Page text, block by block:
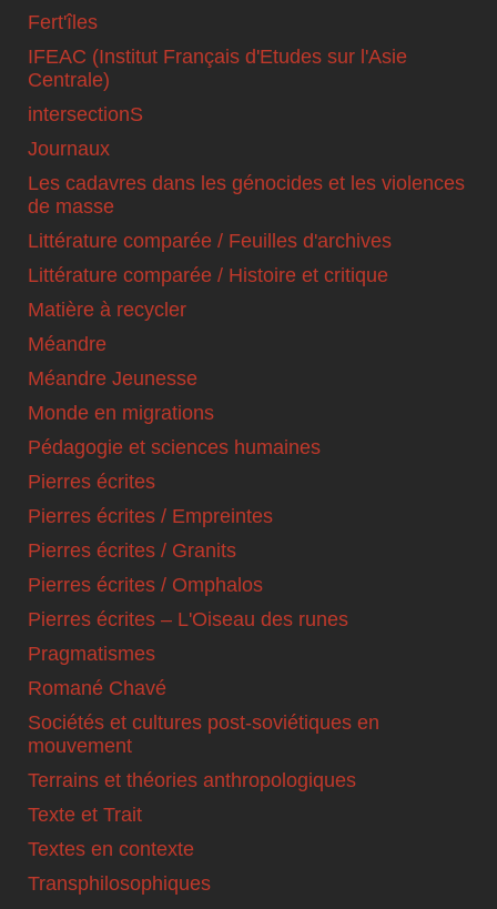
Fert'îles
IFEAC (Institut Français d'Etudes sur l'Asie
Centrale)
intersectionS
Journaux
Les cadavres dans les génocides et les violences
de masse
Littérature comparée / Feuilles d'archives
Littérature comparée / Histoire et critique
Matière à recycler
Méandre
Méandre Jeunesse
Monde en migrations
Pédagogie et sciences humaines
Pierres écrites
Pierres écrites / Empreintes
Pierres écrites / Granits
Pierres écrites / Omphalos
Pierres écrites – L'Oiseau des runes
Pragmatismes
Romané Chavé
Sociétés et cultures post-soviétiques en
mouvement
Terrains et théories anthropologiques
Texte et Trait
Textes en contexte
Transphilosophiques